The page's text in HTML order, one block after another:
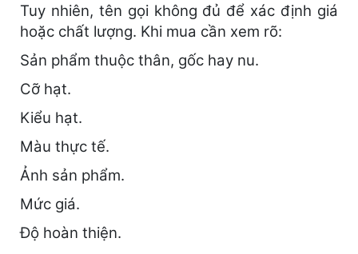
Tuy nhiên, tên gọi không đủ để xác định giá
hoặc chất lượng. Khi mua cần xem rõ:
Sản phẩm thuộc thân, gốc hay nu.
Cỡ hạt.
Kiểu hạt.
Màu thực tế.
Ảnh sản phẩm.
Mức giá.
Độ hoàn thiện.